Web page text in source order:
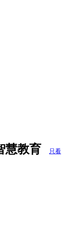
慧教育 只看